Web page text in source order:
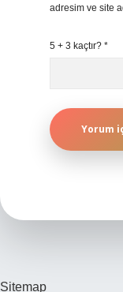
adresim ve site
5 + 3 kaçtır? *
Sitemap